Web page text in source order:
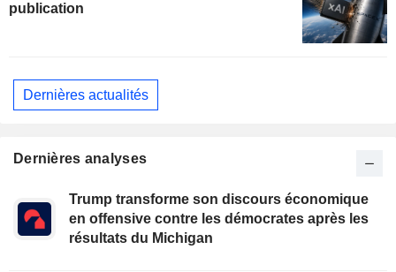
publication
Dernières actualités
Dernières analyses
Trump transforme son discours économique
en offensive contre les démocrates après les
résultats du Michigan